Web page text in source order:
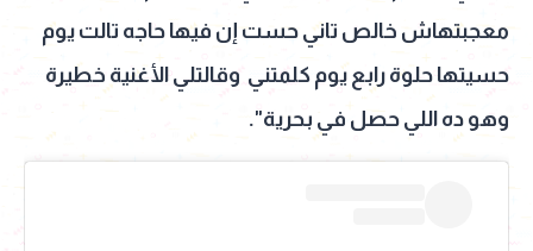
معجبتهاش خالص تاني حست إن فيها حاجه تالت يوم
حسيتها حلوة رابع يوم كلمتني وقالتلي الأغنية خطيرة
وهو ده اللي حصل في بحرية".